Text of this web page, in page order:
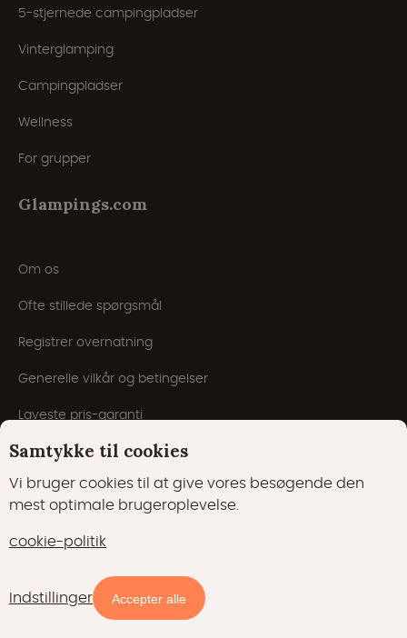
Tilgængelighed og priser
5-stjernede campingpladser
Vinterglamping
Campingpladser
Wellness
For grupper
Glampings.com
Om os
Ofte stillede spørgsmål
Registrer overnatning
Generelle vilkår og betingelser
Laveste pris-garanti
Inspiration
Blog
Samtykke til cookies
Vi bruger cookies til at give vores besøgende den
mest optimale brugeroplevelse.
cookie-politik
Indstillinger Accepter alle